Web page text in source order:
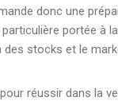
donc une
portée à
stocks et le
réussir dans la